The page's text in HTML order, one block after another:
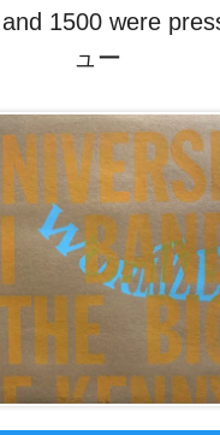
1500 were
ュー